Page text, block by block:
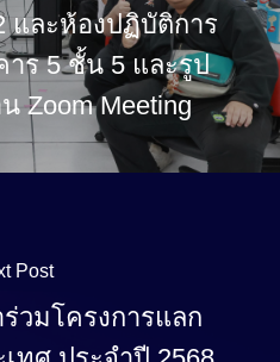
และห้องปฏิบัติการ
ร 5 ชั้น 5 และรูป
Zoom Meeting
Post
วมโครงการแลก